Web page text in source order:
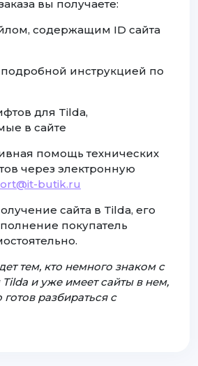
вы получаете:
содержащим ID сайта
инструкцией по
для Tilda,
в сайте
помощь технических
через электронную
butik.ru
сайта в Tilda, его
покупатель
тем, кто немного знаком с
и уже имеет сайты в нем,
готов разбираться с